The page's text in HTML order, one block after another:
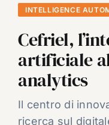
DAL MERCATO
CARRIERE
VIDEO
EVENTI
CHI SIAMO
INTELLIGENCE
Cefriel,
artificiale
analytics
Il centro di
ricerca sul